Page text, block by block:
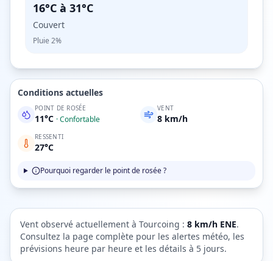
16°C à 31°C
Couvert
Pluie 2%
Conditions actuelles
POINT DE ROSÉE
11°C ·Confortable
VENT
8 km/h
RESSENTI
27°C
Pourquoi regarder le point de rosée ?
Vent observé actuellement à Tourcoing : 8 km/h ENE.
Consultez la page complète pour les alertes météo, les
prévisions heure par heure et les détails à 5 jours.